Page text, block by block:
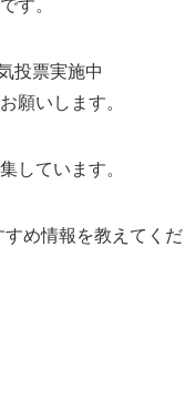
す。
票実施中
願いします。
しています。
め情報を教えてくだ